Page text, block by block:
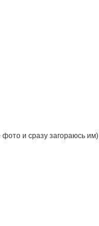
фото и сразу загораюсь им)